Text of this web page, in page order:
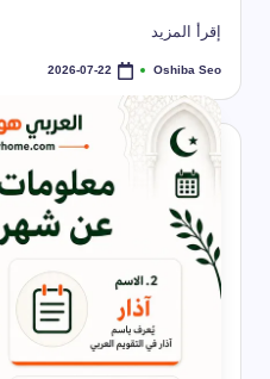
إقرأ المزيد
تمّ
بواسطة
Oshiba Seo
2026-07-22